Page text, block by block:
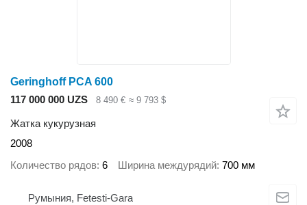
Geringhoff PCA 600
117 000 000 UZS
8 490 € ≈ 9 793 $
Жатка кукурузная
2008
Количество рядов 6 Ширина междурядий 700 мм
Румыния, Fetesti-Gara